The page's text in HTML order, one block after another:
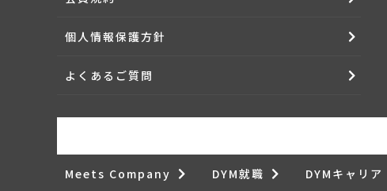
個人情報保護方針
よくあるご質問
Meets Company DYM就職 DYMキャリア